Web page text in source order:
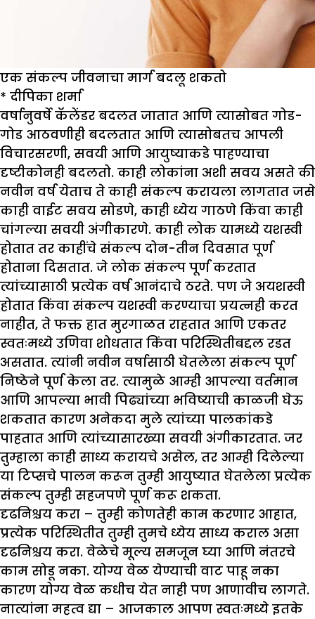
एक संकल्प जीवनाचा मार्ग बदलू शकतो
* दीपिका शर्मा
वर्षानुवर्षे कॅलेंडर बदलत जातात आणि त्यासोबत गोड-
गोड आठवणीही बदलतात आणि त्यासोबतच आपली
विचारसरणी, सवयी आणि आयुष्याकडे पाहण्याचा
दृष्टीकोनही बदलतो. काही लोकांना अशी सवय असते की
नवीन वर्ष येताच ते काही संकल्प करायला लागतात जसे
काही वाईट सवय सोडणे, काही ध्येय गाठणे किंवा काही
चांगल्या सवयी अंगीकारणे. काही लोक यामध्ये यशस्वी
होतात तर काहींचे संकल्प दोन-तीन दिवसात पूर्ण
होताना दिसतात. जे लोक संकल्प पूर्ण करतात
त्यांच्यासाठी प्रत्येक वर्ष आनंदाचे ठरते. पण जे अयशस्वी
होतात किंवा संकल्प यशस्वी करण्याचा प्रयत्नही करत
नाहीत, ते फक्त हात मुरगाळत राहतात आणि एकतर
स्वतःमध्ये उणिवा शोधतात किंवा परिस्थितीबद्दल रडत
असतात. त्यांनी नवीन वर्षासाठी घेतलेला संकल्प पूर्ण
निष्ठेने पूर्ण केला तर. त्यामुळे आम्ही आपल्या वर्तमान
आणि आपल्या भावी पिढ्यांच्या भविष्याची काळजी घेऊ
शकतात कारण अनेकदा मुले त्यांच्या पालकांकडे
पाहतात आणि त्यांच्यासारख्या सवयी अंगीकारतात. जर
तुम्हाला काही साध्य करायचे असेल, तर आम्ही दिलेल्या
या टिप्सचे पालन करून तुम्ही आयुष्यात घेतलेला प्रत्येक
संकल्प तुम्ही सहजपणे पूर्ण करू शकता.
दृढनिश्चय करा – तुम्ही कोणतेही काम करणार आहात,
प्रत्येक परिस्थितीत तुम्ही तुमचे ध्येय साध्य कराल असा
दृढनिश्चय करा. वेळेचे मूल्य समजून घ्या आणि नंतरचे
काम सोडू नका. योग्य वेळ येण्याची वाट पाहू नका
कारण योग्य वेळ कधीच येत नाही पण आणावीच लागते.
नात्यांना महत्व द्या – आजकाल आपण स्वतःमध्ये इतके